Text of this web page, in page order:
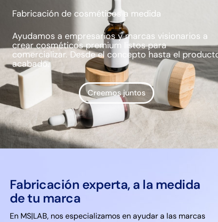
Fabricación de cosméticos a medida
Ayudamos a empresarios y marcas visionarios a
crear cosméticos premium listos para
comercializar. Desde el concepto hasta el
acabado.
Creemos juntos
Fabricación experta, a la medida
detu marca
En MS|LAB, nos especializamos en ayudar a las marcas